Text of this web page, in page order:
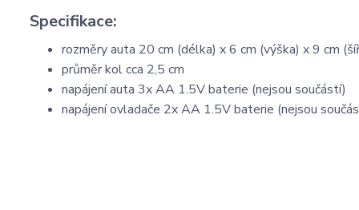
Specifikace:
rozměry auta 20 cm (délka) x 6 cm (výška) x 9 cm
průměr kol cca 2,5 cm
napájení auta 3x AA 1.5V baterie (nejsou součástí)
napájení ovladače 2x AA 1.5V baterie (nejsou